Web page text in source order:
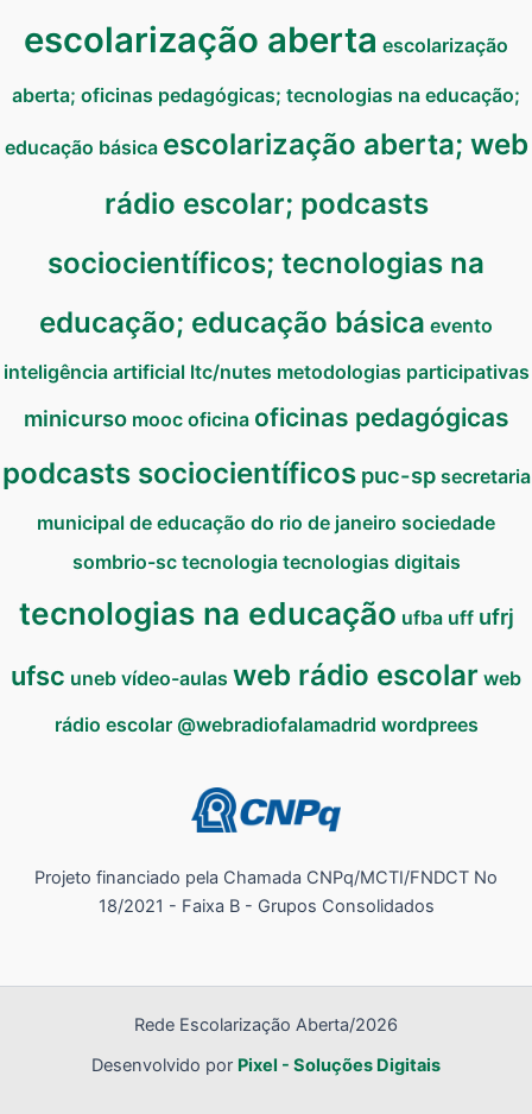
escolarização aberta escolarização
aberta; oficinas pedagógicas; tecnologias na educação;
educação básica escolarização aberta; web
rádio escolar; podcasts
sociocientíficos; tecnologias na
educação; educação básica evento
inteligência artificial ltc/nutes metodologias participativas
minicurso mooc oficina oficinas pedagógicas
podcasts sociocientíficos puc-sp secretaria
municipal de educação do rio de janeiro sociedade
sombrio-sc tecnologia tecnologias digitais
tecnologias na educação ufba uff ufrj
ufsc uneb vídeo-aulas web rádio escolar web
rádio escolar @webradiofalamadrid wordprees
Projeto financiado pela Chamada CNPq/MCTI/FNDCT No
18/2021 - Faixa B - Grupos Consolidados
Rede Escolarização Aberta/2026
Desenvolvido por Pixel - Soluções Digitais